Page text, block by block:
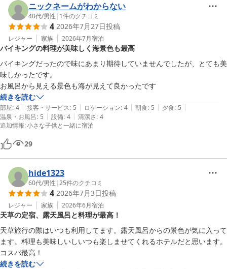
ニックネームがわからない
40代/男性 | 1件のクチコミ
4 2026年7月27日投稿
レジャー 家族 2026年7月宿泊
バイキングの料理が美味しく海景色も最高
バイキングだったので味にあまり期待していませんでしたが、とても美
味しかったです。
お風呂から見える景色も海が見えて良かったです
続きを読む
部屋: 4 | 接客・サービス: 5 | ロケーション: 4 | 朝食: 5 | 夕食: 5 |
温泉・お風呂: 5 | 設備: 4 | 清潔さ: 4
追加情報:小さな子供と一緒に宿泊
29
hide1323
60代/男性 |25件のクチコミ
4 2026年7月3日投稿
レジャー 家族 2026年6月宿泊
天草の定宿、露天風呂と料理が最高！
天草旅行の際はいつも利用してます。露天風呂からの景色が気に入って
ます。料理も美味しいしいつも楽しませてくれるホテルだと思います。
コスパ最高！
続きを読む